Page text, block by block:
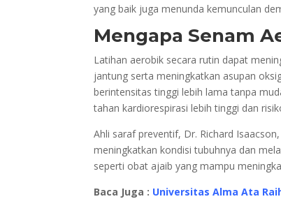
yang baik juga menunda kemunculan
Mengapa Senam
Latihan aerobik secara rutin dapat
jantung serta meningkatkan asupan
berintensitas tinggi lebih lama tanpa
tahan kardiorespirasi lebih tinggi dan
Ahli saraf preventif, Dr. Richard
meningkatkan kondisi tubuhnya dan
seperti obat ajaib yang mampu
Baca Juga : Universitas Alma Ata